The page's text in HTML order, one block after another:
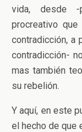
vida, desde -
procreativo
contradicción, a
contradicción-
mas también
su rebelión.
Y aquí, en este
el hecho de que